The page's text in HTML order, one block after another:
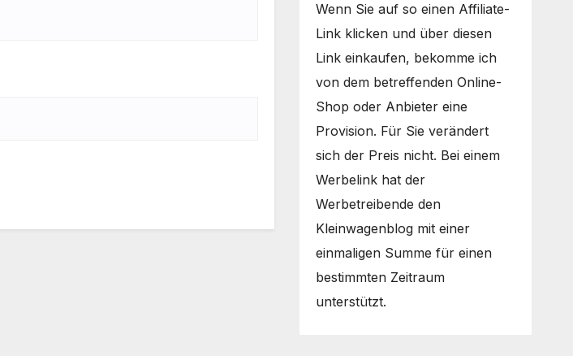
Wenn Sie auf so einen Affiliate-
Link klicken und über diesen
Link einkaufen, bekomme ich
von dem betreffenden Online-
Shop oder Anbieter eine
Provision. Für Sie verändert
sich der Preis nicht. Bei einem
Werbelink hat der
Werbetreibende den
Kleinwagenblog mit einer
einmaligen Summe für einen
bestimmten Zeitraum
unterstützt.